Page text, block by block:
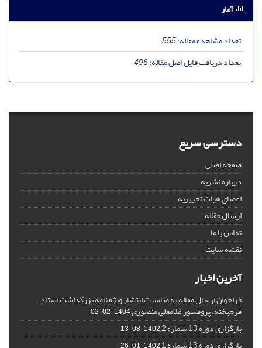
آمار
تعداد مشاهده مقاله:555
تعداد دریافت فایل اصل مقاله:496
دسترسی سریع
صفحه اصلی
درباره نشریه
اعضای هیات تحریریه
ارسال مقاله
تماس با ما
نقشه سایت
آخرین اخبار
فراخوان ارسال مقاله به مناسبت انتشار ویژه نامه بزرگداشت استاد
فرهیخته، پروفسور غلامعلی منصوری1404-02-02
بارگزاری دوره 13 شماره 2 1402-08-13